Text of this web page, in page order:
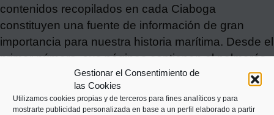
Gestionar el Consentimiento de
las Cookies
Utilizamos cookies propias y de terceros para fines analíticos y para
mostrarte publicidad personalizada en base a un perfil elaborado a partir
contenidos recopilados en cada Ciaboga
constituyen una fuente de información de gran
importancia para nuestra historia marítima. Desde el
primer número, sus páginas contienen el palmarés
de las Regatas de la Concha disputadas desde
fines del siglo XIX, así como entrevistas a míticos
patrones del remo vasco como Kiriko, Aita Manuel,